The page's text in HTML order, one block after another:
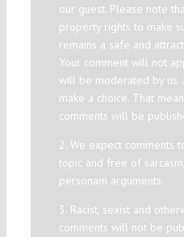
our guest. Please note
property rights to make
remains a safe and
Your comment will not
will be moderated by us.
make a choice. That
comments will be
2. We expect comments
topic and free of
personam arguments.
3. Racist, sexist and
comments will not be